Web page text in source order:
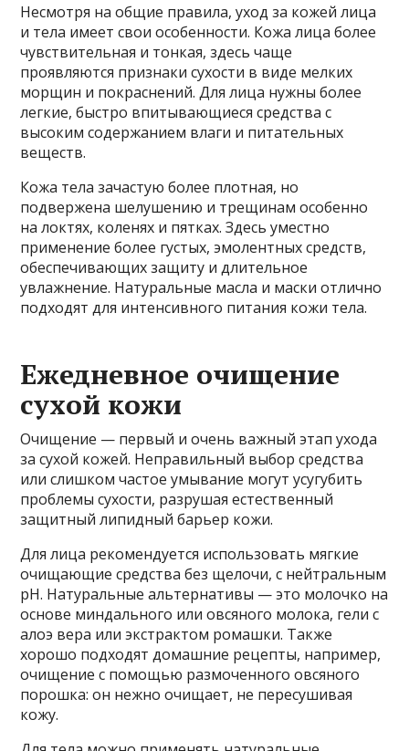
Несмотря на общие правила, уход за кожей лица
и тела имеет свои особенности. Кожа лица более
чувствительная и тонкая, здесь чаще
проявляются признаки сухости в виде мелких
морщин и покраснений. Для лица нужны более
легкие, быстро впитывающиеся средства с
высоким содержанием влаги и питательных
веществ.
Кожа тела зачастую более плотная, но
подвержена шелушению и трещинам особенно
на локтях, коленях и пятках. Здесь уместно
применение более густых, эмолентных средств,
обеспечивающих защиту и длительное
увлажнение. Натуральные масла и маски отлично
подходят для интенсивного питания кожи тела.
Ежедневное очищение
сухой кожи
Очищение — первый и очень важный этап ухода
за сухой кожей. Неправильный выбор средства
или слишком частое умывание могут усугубить
проблемы сухости, разрушая естественный
защитный липидный барьер кожи.
Для лица рекомендуется использовать мягкие
очищающие средства без щелочи, с нейтральным
pH. Натуральные альтернативы — это молочко на
основе миндального или овсяного молока, гели с
алоэ вера или экстрактом ромашки. Также
хорошо подходят домашние рецепты, например,
очищение с помощью размоченного овсяного
порошка: он нежно очищает, не пересушивая
кожу.